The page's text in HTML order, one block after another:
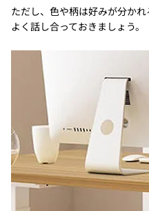
ただし、色や柄は好みが分か
よく話し合っておきましょう。